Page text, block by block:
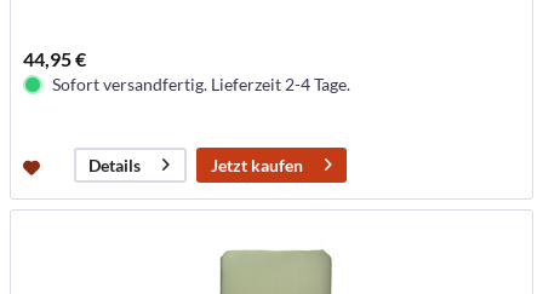
44,95 €
Sofort versandfertig. Lieferzeit 2-4 Tage.
Details Jetzt kaufen